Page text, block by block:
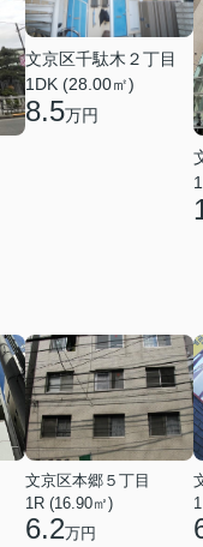
文京区千駄木２丁目
1DK (28.00㎡)
8.5万円
文京区本郷５丁目
1R (16.90㎡)
6.2万円